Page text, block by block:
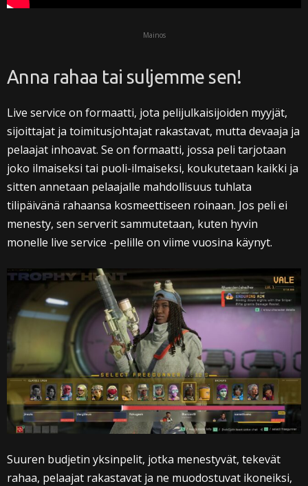
Mainos
Anna rahaa tai suljemme sen!
Live service on formaatti, jota pelijulkaisijoiden myyjät,
sijoittajat ja toimitusjohtajat rakastavat, mutta devaaja ja
pelaajat inhoavat. Se on formaatti, jossa peli tarjotaan
joko ilmaiseksi tai puoli-ilmaiseksi, koukutetaan kaikki ja
sitten annetaan pelaajalle mahdollisuus tuhlata
tilipäivänä rahaansa kosmeettiseen roinaan. Jos peli ei
menesty, sen serverit sammutetaan, kuten hyvin
monelle live service -pelille on viime vuosina käynyt.
Suuren budjetin yksinpelit, jotka menestyvät, tekevät
rahaa, pelaajat rakastavat ja ne muodostuvat ikoneiksi,